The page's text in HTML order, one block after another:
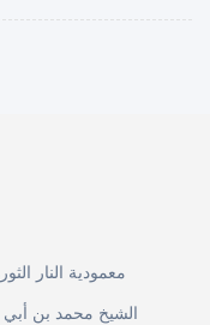
معمودية النار
الشيخ محمد بن أبي